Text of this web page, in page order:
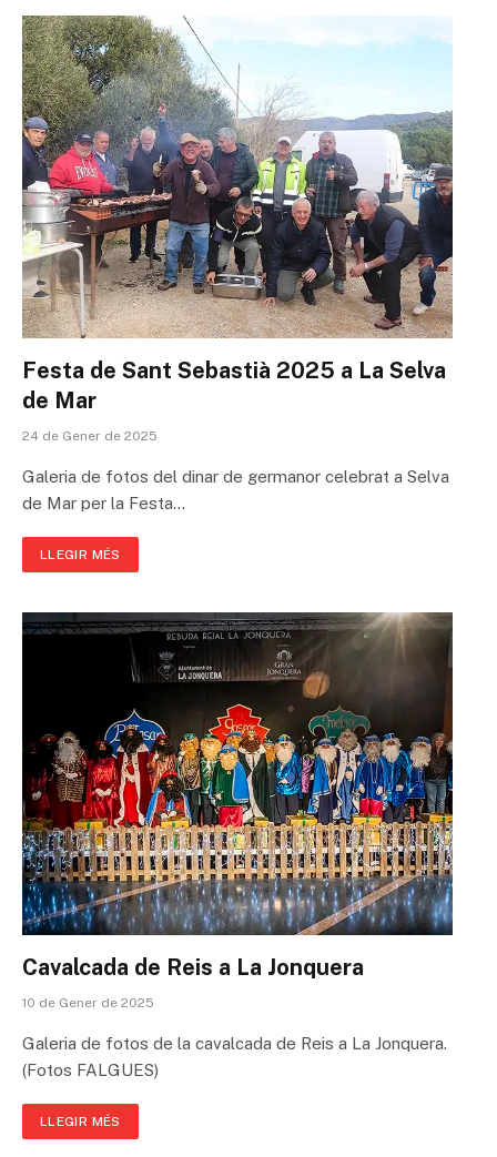
Festa de Sant Sebastià 2025 a La Selva
de Mar
24 de Gener de 2025
Galeria de fotos del dinar de germanor celebrat a Selva
de Mar per la Festa…
LLEGIR MÉS
Cavalcada de Reis a La Jonquera
10 de Gener de 2025
Galeria de fotos de la cavalcada de Reis a La Jonquera.
(Fotos FALGUES)
LLEGIR MÉS